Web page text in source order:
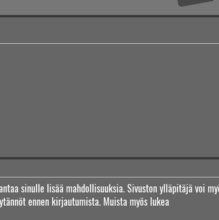
sinulle lisää mahdollisuuksia. Sivuston ylläpitäjä voi
ennen kirjautumista. Muista myös lukea